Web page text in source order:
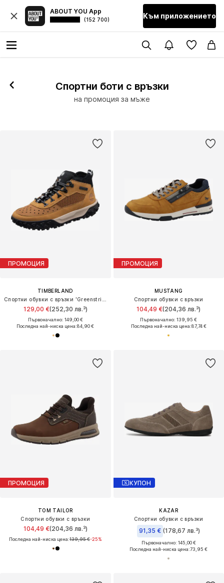
ABOUT YOU App
(152 700) Към приложението
Спортни боти с връзки
на промоция за мъже
ПРОМОЦИЯ
TIMBERLAND
129,00 €(252,30 лв.³)
Първоначално: 149,00 €
Последна най-ниска цена:84,90 €
ПРОМОЦИЯ
MUSTANG
Спортни обувки с връзки
104,49 €(204,36 лв.³)
Първоначално: 139,95 €
Последна най-ниска цена:87,74 €
ПРОМОЦИЯ
TOM TAILOR
Спортни обувки с връзки
104,49 €(204,36 лв.³)
Последна най-ниска цена:139,95 €-25%
КУПОН
KAZAR
Спортни обувки с връзки
91,35 € (178,67 лв.³)
Първоначално: 145,00 €
Последна най-ниска цена:73,95 €